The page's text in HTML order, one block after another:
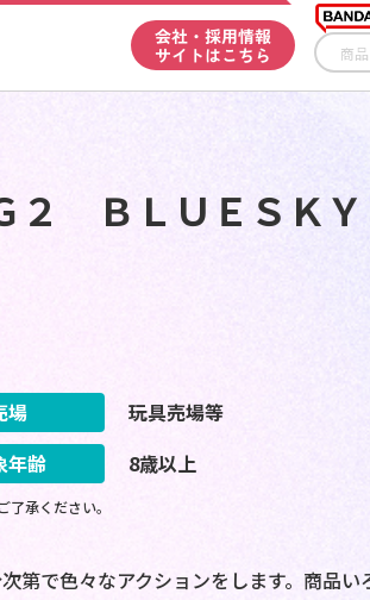
会社・採用情報
サイトはこちら
２ ＢＬＵＥＳＫＹ
場
玩具売場等
年齢
8歳以上
承ください。
で色々なアクションをします。商品い